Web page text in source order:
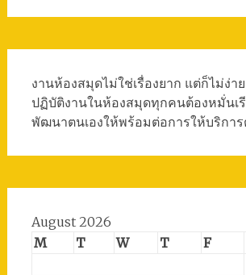
งานห้องสมุดไม่ใช่เรื่องยาก แต่ก็ไม่ง่า
ปฏิบัติงานในห้องสมุดทุกคนต้องหมั่นเ
พัฒนาตนเองให้พร้อมต่อการให้บริการ
August 2026
M
T W T F